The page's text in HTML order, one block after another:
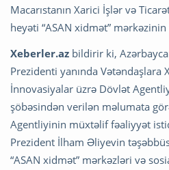
Macarıstanın Xarici İşlər və
heyəti “ASAN xidmət”
Xeberler.az bildirir ki,
Prezidenti yanında Vətəndaşlara
İnnovasiyalar üzrə Dövlət
şöbəsindən verilən məlumata
Agentliyinin müxtəlif fəaliyyət
Prezident İlham Əliyevin
“ASAN xidmət” mərkəzləri və